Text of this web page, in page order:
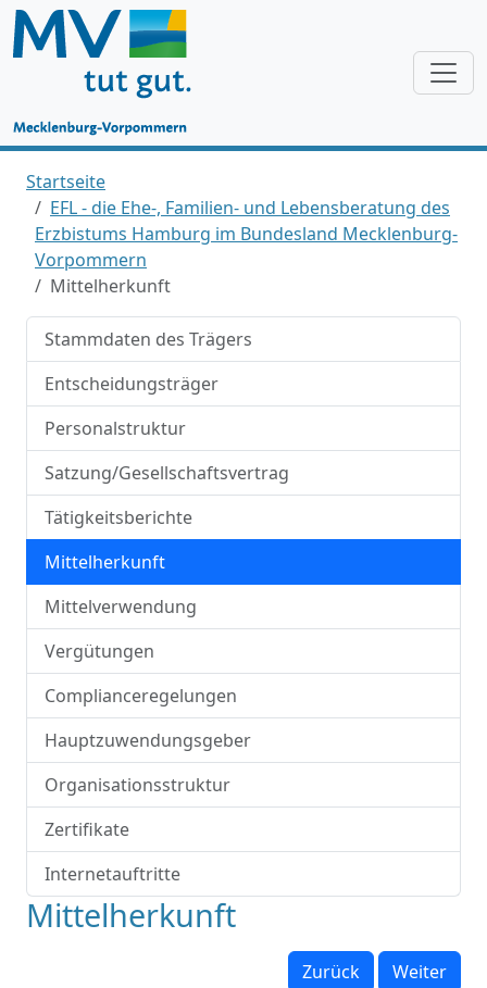
Startseite
EFL - die Ehe-, Familien- und Lebensberatung des
Erzbistums Hamburg im Bundesland Mecklenburg-
Vorpommern
Mittelherkunft
Stammdaten des Trägers
Entscheidungsträger
Personalstruktur
Satzung/Gesellschaftsvertrag
Tätigkeitsberichte
Mittelherkunft
Mittelverwendung
Vergütungen
Complianceregelungen
Hauptzuwendungsgeber
Organisationsstruktur
Zertifikate
Internetauftritte
Mittelherkunft
Zurück Weiter